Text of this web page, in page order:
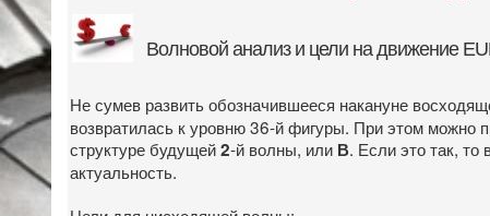
Волновой анализ и цели на движение
Не сумев развить обозначившееся накануне
возвратилась к уровню 36-й фигуры. При этом можно
структуре будущей2-й волны, или В. Если это так, то
актуальность.